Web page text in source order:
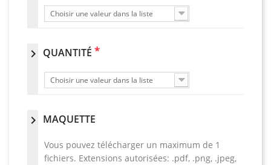
Choisir une valeur dans la liste
chevron_right QUANTITÉ *
Choisir une valeur dans la liste
chevron_right MAQUETTE
Vous pouvez télécharger un maximum de 1
fichiers. Extensions autorisées: .pdf, .png, .jpeg,